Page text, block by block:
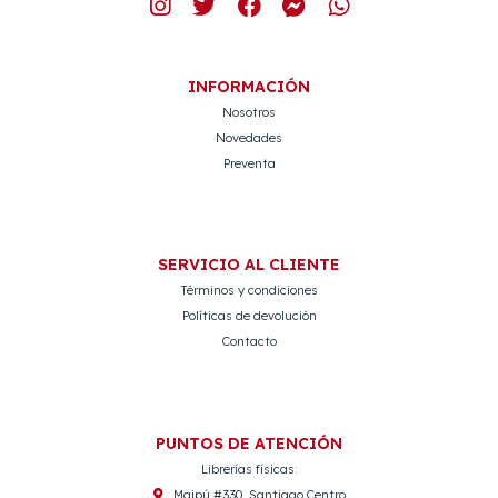
INFORMACIÓN
Nosotros
Novedades
Preventa
SERVICIO AL CLIENTE
Términos y condiciones
Políticas de devolución
Contacto
PUNTOS DE ATENCIÓN
Librerías físicas:
Maipú #330, Santiago Centro